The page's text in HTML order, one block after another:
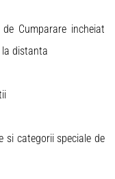
Cumparare incheiat
la distanta
si categorii speciale de